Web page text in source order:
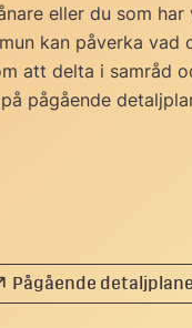
eller du som har
kan påverka vad
att delta i samråd
pågående
Pågående